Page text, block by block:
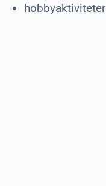
hobbyaktiviteter